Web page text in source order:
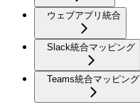
ウェブアプリ統合
Slack統合マッピング
Teams統合マッピング